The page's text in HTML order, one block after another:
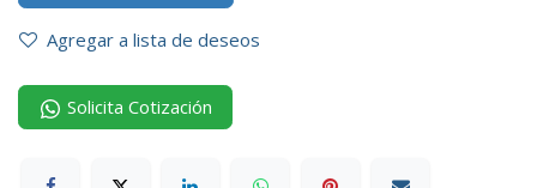
Agregar a lista de deseos
Solicita Cotización